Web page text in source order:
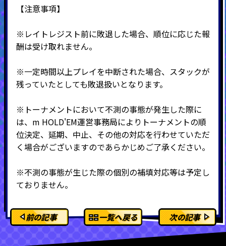
【注意事項】
※ レイトレジスト前に敗退した場合、順位に応じた報
酬は受け取れません。
※一定時間以上プレイを中断された場合、スタックが
残っていたとしても敗退扱いとなります。
※トーナメントにおいて不測の事態が発生した際に
は、m HOLD'EM運営事務局によりトーナメントの順
位決定、延期、中止、その他の対応を行わせていただ
く場合がございますのであらかじめご了承ください。
※不測の事態が生じた際の個別の補填対応等は予定し
ておりません。
前の記事 一覧へ戻る 次の記事